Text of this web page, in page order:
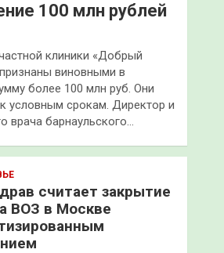
100 млн рублей
клиники «Добрый
виновными в
более 100 млн руб. Они
условным срокам. Директор и
врача барнаульского…
считает закрытие
ВОЗ в Москве